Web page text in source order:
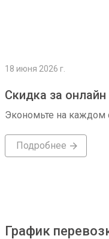
18 июня 2026 г.
Скидка за онлайн
Экономьте на каждом
Подробнее
График